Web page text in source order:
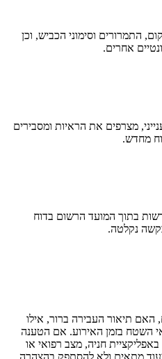
התמרורים וסימוני הכביש, וכן
אחרים.
מצרפים את הראיות ומסבירים
מחדש.
בתוך המועד הרשום בדוח
נקלטה.
האם תיאור העבירה ברור, אילו
השטח בזמן האירוע. אם הטענה
חניה, מצב רפואי או
מתאים ולא להסתפק בהצהרה